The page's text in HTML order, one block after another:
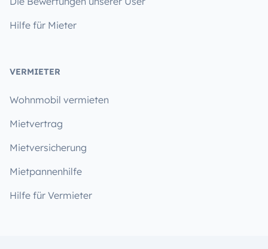
Hilfe für Mieter
VERMIETER
Wohnmobil vermieten
Mietvertrag
Mietversicherung
Mietpannenhilfe
Hilfe für Vermieter